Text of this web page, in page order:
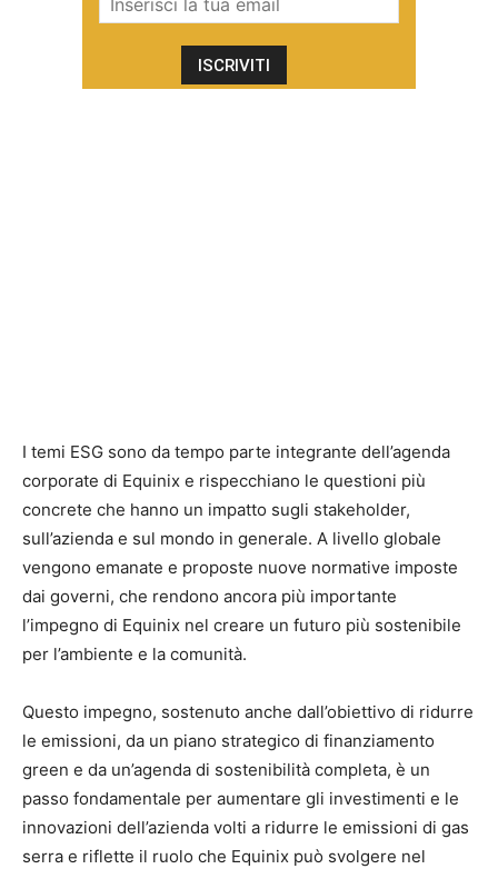
I temi ESG sono da tempo parte integrante dell’agenda
corporate di Equinix e rispecchiano le questioni più
concrete che hanno un impatto sugli stakeholder,
sull’azienda e sul mondo in generale. A livello globale
vengono emanate e proposte nuove normative imposte
dai governi, che rendono ancora più importante
l’impegno di Equinix nel creare un futuro più sostenibile
per l’ambiente e la comunità.
Questo impegno, sostenuto anche dall’obiettivo di ridurre
le emissioni, da un piano strategico di finanziamento
green e da un’agenda di sostenibilità completa, è un
passo fondamentale per aumentare gli investimenti e le
innovazioni dell’azienda volti a ridurre le emissioni di gas
serra e riflette il ruolo che Equinix può svolgere nel